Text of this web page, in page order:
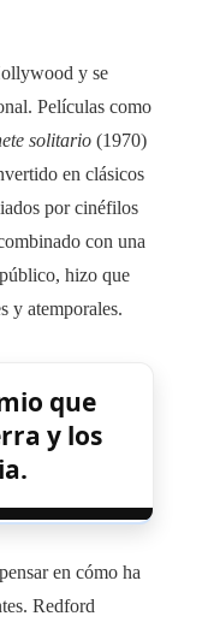
y se
Películas como
solitario (1970)
en clásicos
por cinéfilos
con una
hizo que
y atemporales.
que
y los
en cómo ha
Redford